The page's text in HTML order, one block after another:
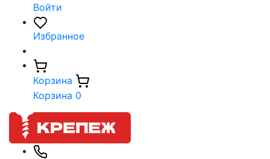
Войти
Избранное
Корзина
Корзина 0